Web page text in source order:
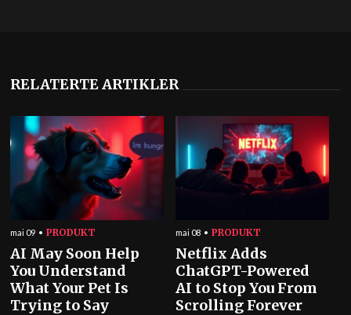
RELATERTE ARTIKLER
mai 09 PRODUKT
AI May Soon Help
You Understand
What Your Pet Is
Trying to Say
mai 08 PRODUKT
Netflix Adds
ChatGPT-Powered
AI to Stop You From
Scrolling Forever